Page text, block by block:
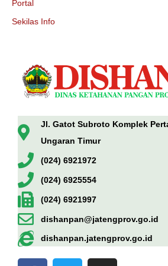
Portal
Sekilas Info
Jl. Gatot Subroto Komplek
Ungaran Timur
(024) 6921972
(024) 6925554
(024) 6921997
dishanpan@jatengprov.go.id
dishanpan.jatengprov.go.id